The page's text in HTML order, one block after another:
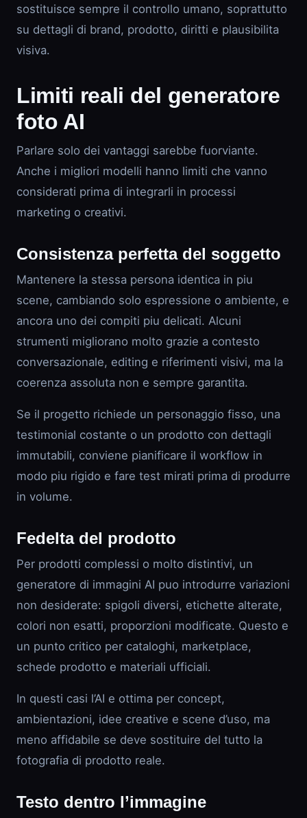
sostituisce sempre il controllo umano, soprattutto
su dettagli di brand, prodotto, diritti e plausibilita
visiva.
Limiti reali del generatore
foto AI
Parlare solo dei vantaggi sarebbe fuorviante.
Anche i migliori modelli hanno limiti che vanno
considerati prima di integrarli in processi
marketing o creativi.
Consistenza perfetta del soggetto
Mantenere la stessa persona identica in piu
scene, cambiando solo espressione o ambiente, e
ancora uno dei compiti piu delicati. Alcuni
strumenti migliorano molto grazie a contesto
conversazionale, editing e riferimenti visivi, ma la
coerenza assoluta non e sempre garantita.
Se il progetto richiede un personaggio fisso, una
testimonial costante o un prodotto con dettagli
immutabili, conviene pianificare il workflow in
modo piu rigido e fare test mirati prima di produrre
in volume.
Fedelta del prodotto
Per prodotti complessi o molto distintivi, un
generatore di immagini AI puo introdurre variazioni
non desiderate: spigoli diversi, etichette alterate,
colori non esatti, proporzioni modificate. Questo e
un punto critico per cataloghi, marketplace,
schede prodotto e materiali ufficiali.
In questi casi l’AI e ottima per concept,
ambientazioni, idee creative e scene d’uso, ma
meno affidabile se deve sostituire del tutto la
fotografia di prodotto reale.
Testo dentro l’immagine